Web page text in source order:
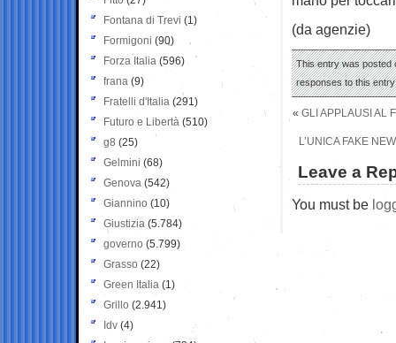
(da agenzie)
This entry was posted
responses to this
« GLI APPLAUSI AL
L’UNICA FAKE
Leave a
You must be
Fontana di Trevi (1)
Formigoni (90)
Forza Italia (596)
frana (9)
Fratelli d'Italia (291)
Futuro e Libertà (510)
g8 (25)
Gelmini (68)
Genova (542)
Giannino (10)
Giustizia (5.784)
governo (5.799)
Grasso (22)
Green Italia (1)
Grillo (2.941)
Idv (4)